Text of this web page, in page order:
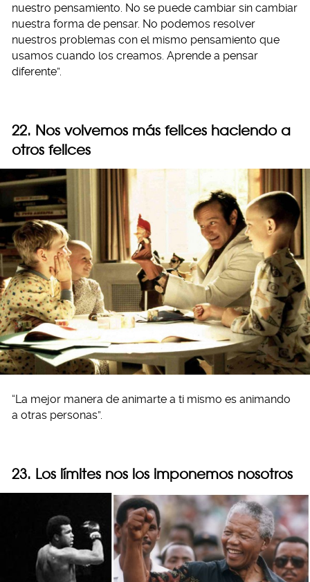
nuestro pensamiento. No se puede cambiar sin cambiar
nuestra forma de pensar. No podemos resolver
nuestros problemas con el mismo pensamiento que
usamos cuando los creamos. Aprende a pensar
diferente”.
22. Nos volvemos más felices haciendo a
otros felices
“La mejor manera de animarte a ti mismo es animando
a otras personas”.
23. Los límites nos los imponemos nosotros